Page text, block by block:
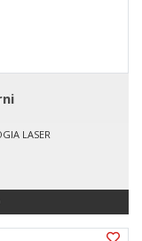
LASER